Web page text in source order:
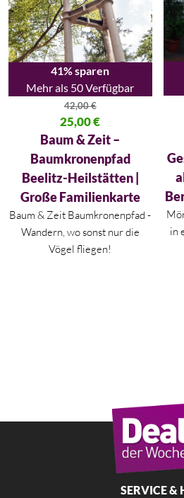
41% sparen
Mehr als 50 Verfügbar
42,00€
Ursprünglicher Preis war: 42,00 €
25,00€
Aktueller Preis ist: 25,00 €.
Baum & Zeit –
Baumkronenpfad
Beelitz-Heilstätten |
Große Familienkarte
Baum & Zeit Baumkronenpfad -
Wandern, wo sonst nur die
Vögel fliegen!
in
SERVICE &